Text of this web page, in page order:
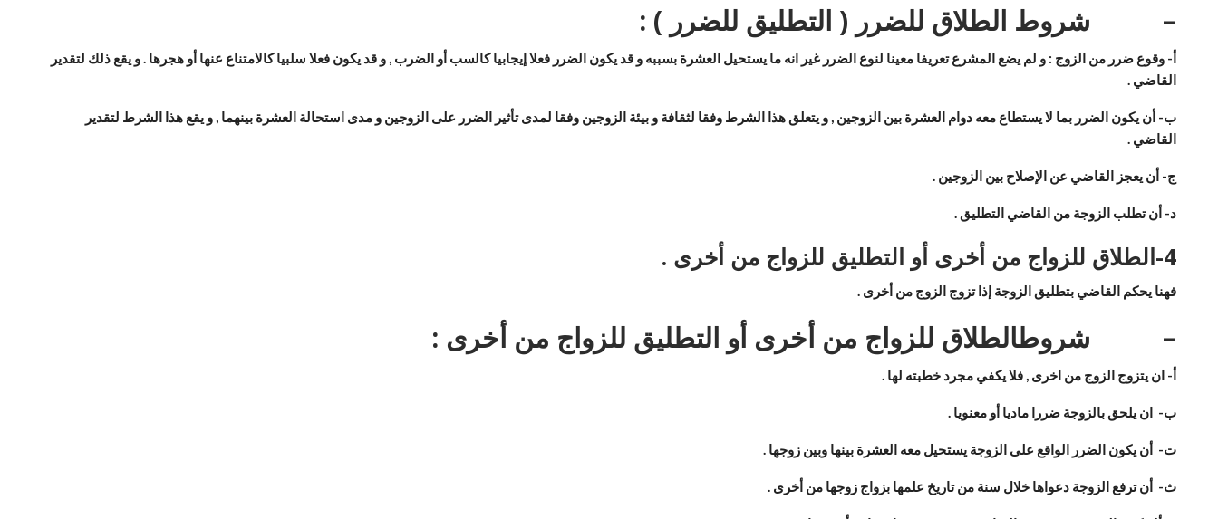
– شروط الطلاق للضرر ( التطليق للضرر ) :
أ- وقوع ضرر من الزوج : و لم يضع المشرع تعريفا معينا لنوع الضرر غير انه ما يستحيل العشرة بسببه و قد يكون الضرر فعلا إيجابيا كالسب أو الضرب , و قد يكون فعلا سلبيا كالامتناع عنها أو هجرها . و يقع ذلك لتقدير
القاضي .
ب- أن يكون الضرر بما لا يستطاع معه دوام العشرة بين الزوجين , و يتعلق هذا الشرط وفقا لثقافة و بيئة الزوجين وفقا لمدى تأثير الضرر على الزوجين و مدى استحالة العشرة بينهما , و يقع هذا الشرط لتقدير
القاضي .
ج- أن يعجز القاضي عن الإصلاح بين الزوجين .
د- أن تطلب الزوجة من القاضي التطليق .
4- الطلاق للزواج من أخرى أو التطليق للزواج من أخرى .
فهنا يحكم القاضي بتطليق الزوجة إذا تزوج الزوج من أخرى .
– شروطالطلاق للزواج من أخرى أو التطليق للزواج من أخرى :
أ‌- ان يتزوج الزوج من اخرى , فلا يكفي مجرد خطبته لها .
ب‌- ان يلحق بالزوجة ضررا ماديا أو معنويا .
ت‌- أن يكون الضرر الواقع على الزوجة يستحيل معه العشرة بينها وبين زوجها .
ث‌- أن ترفع الزوجة دعواها خلال سنة من تاريخ علمها بزواج زوجها من أخرى .